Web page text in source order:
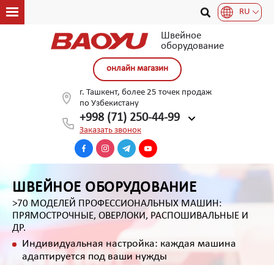
RU
Швейное
оборудование
онлайн магазин
г. Ташкент, более 25 точек продаж
по Узбекистану
+998 (71) 250-44-99
Заказать звонок
ШВЕЙНОЕ ОБОРУДОВАНИЕ
>70 МОДЕЛЕЙ ПРОФЕССИОНАЛЬНЫХ МАШИН:
ПРЯМОСТРОЧНЫЕ, ОВЕРЛОКИ, РАСПОШИВАЛЬНЫЕ И
ДР.
Индивидуальная настройка: каждая машина
адаптируется под ваши нужды